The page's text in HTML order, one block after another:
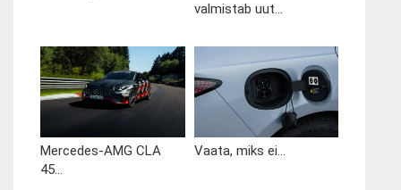
valmistab uut...
Mercedes-AMG CLA
45...
Vaata, miks ei...